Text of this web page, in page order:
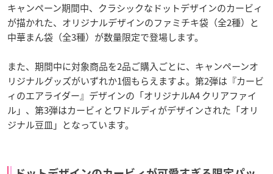
キャンペーン期間中、クラシックなドットデザインのカービィ
が描かれた、オリジナルデザインのファミチキ袋（全2種）と
中華まん袋（全3種）が数量限定で登場します。
また、期間中に対象商品を2品ご購入ごとに、キャンペーンオ
リジナルグッズがいずれか1個もらえますよ。第2弾は『カービ
ィのエアライダー』デザインの「オリジナルA4 クリアファイ
ル」、第3弾はカービィとワドルディがデザインされた「オリ
ジナル豆皿」となっています。